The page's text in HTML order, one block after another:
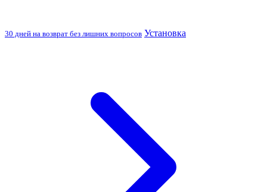
30 дней на возврат без лишних вопросов Установка